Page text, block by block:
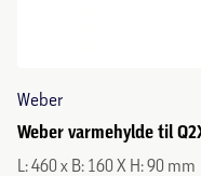
Weber
Weber varmehylde til
L: 460 x B: 160 X H: 90 mm